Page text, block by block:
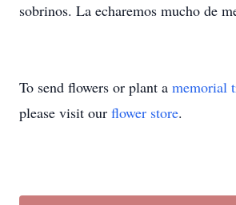
sobrinos. La echaremos mucho de
To send flowers or plant a memorial
please visit our flower store.